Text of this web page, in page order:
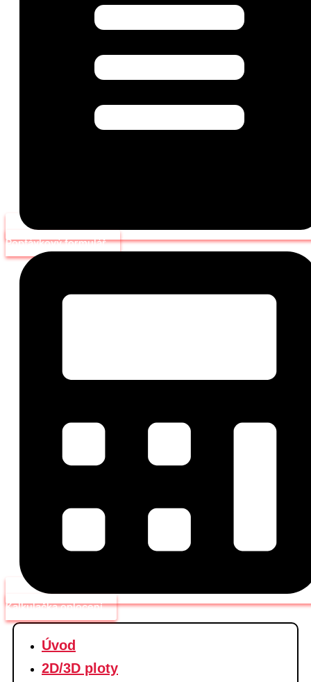
Poptávkový formulář
Kalkulačka oplocení
Úvod
2D/3D ploty